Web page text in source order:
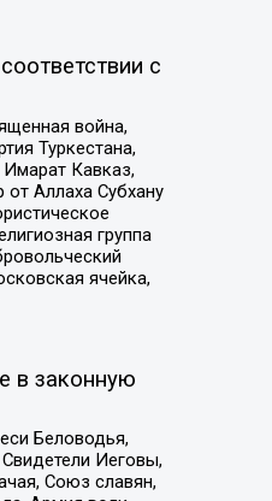
с
война,
Туркестана,
Кавказ,
Аллаха Субхану
группа
ячейка,
в законную
Беловодья,
Иеговы,
Союз славян,